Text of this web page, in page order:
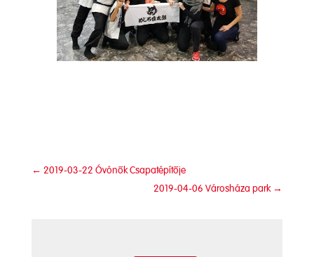
← 2019-03-22 Óvónők Csapatépítője
2019-04-06 Városháza park→